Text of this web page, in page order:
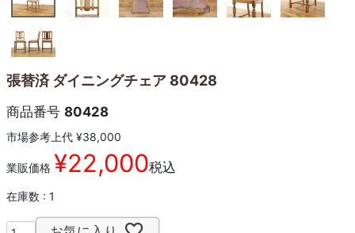
張替済 ダイニングチェア 80428
商品番号 80428
市場参考上代 ¥38,000
業販価格 ¥22,000税込
在庫数 1